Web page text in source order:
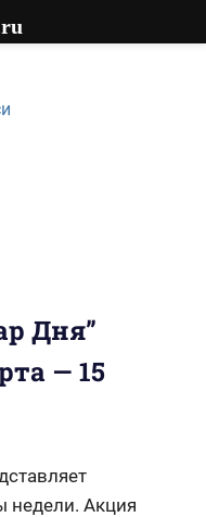
Дня”
— 15
недели. Акция